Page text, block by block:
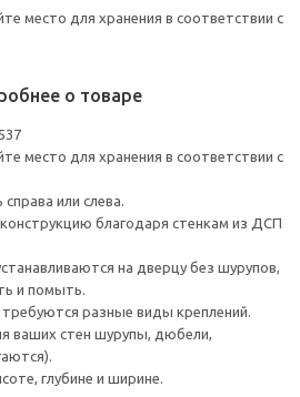
место для хранения в соответствии с
о товаре
место для хранения в соответствии с
или слева.
благодаря стенкам из ДСП
на дверцу без шурупов,
и помыть.
разные виды креплений.
ваших стен шурупы, дюбели,
глубине и ширине.